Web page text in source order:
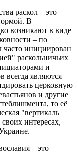
раскол – это
В
возникают в виде
– по
часто инициирован
раскольничьих
и
всегда являются
церковную
и другие
то её
"вертикаль
интересах,
– это